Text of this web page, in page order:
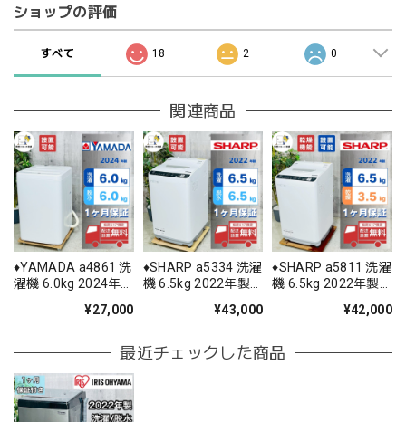
ショップの評価
すべて 18 2 0
関連商品
♦️YAMADA a4861 洗
濯機 6.0kg 2024年
¥27,000
♦️SHARP a5334 洗濯
機 6.5kg 2022年製
¥43,000
♦️SHARP a5811 洗濯
機 6.5kg 2022年製
¥42,000
最近チェックした商品